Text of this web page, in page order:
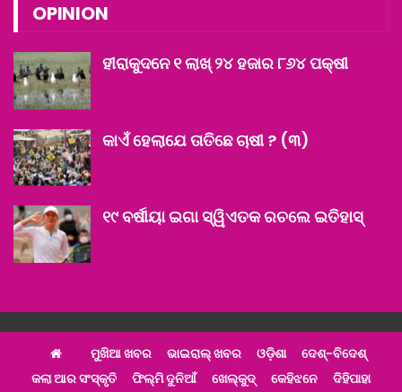
OPINION
ହୀରାକୁଦନେ ୧ ଲାଖ୍‌ ୨୪ ହଜାର ୮୬୪ ପକ୍ଷୀ
କାଏଁ ହେଲାଯେ ତାତିଛେ ଚାଷୀ ? (୩)
୧୯ ବର୍ଷୀୟା ଇଗା ସ୍ୱିଏତକ ରଚଲେ ଇତିହାସ୍‌
ମୁଖିଆ ଖବର ଭାଇରାଲ୍ ଖବର ଓଡ଼ିଶା
ଦେଶ୍‌-ବିଦେଶ୍‌
କଲା ଆର ସଂସ୍କୃତି
ଫିଲ୍ମି ଦୁନିଆଁ ଖେଲ୍‌କୁଦ୍‌ କେହିଝନେ ଦିହିପାହା